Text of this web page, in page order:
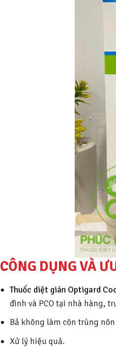
CÔNG DỤNG VÀ
Thuốc diệt gián Optigard
đình và PCO tại nhà hàng,
Bả không làm côn trùng
Xử lý hiệu quả.